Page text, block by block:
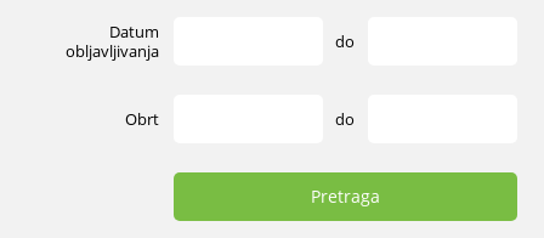
Datum
obljavljivanja
do
Obrt do
Pretraga